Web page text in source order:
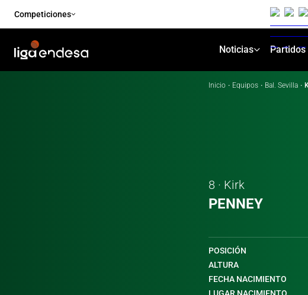
Competiciones
Noticias Partidos
Inicio · Equipos · Bal. Sevilla ·
8 · Kirk
PENNEY
POSICIÓN
ALTURA
FECHA NACIMIENTO